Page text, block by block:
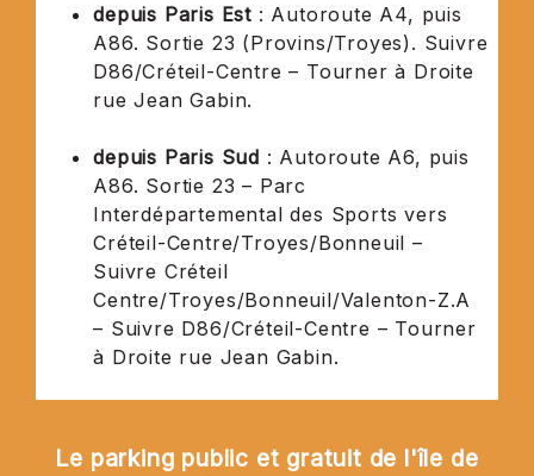
depuis Paris Est : Autoroute A4, puis
A86. Sortie 23 (Provins/Troyes). Suivre
D86/Créteil-Centre – Tourner à Droite
rue Jean Gabin.
depuis Paris Sud : Autoroute A6, puis
A86. Sortie 23 – Parc
Interdépartemental des Sports vers
Créteil-Centre/Troyes/Bonneuil –
Suivre Créteil
Centre/Troyes/Bonneuil/Valenton-Z.A
– Suivre D86/Créteil-Centre – Tourner
à Droite rue Jean Gabin.
Le parking public et gratuit de l'île de